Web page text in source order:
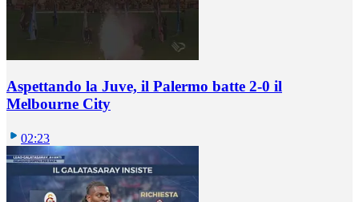
Aspettando la Juve, il Palermo batte 2-0 il
Melbourne City
02:23